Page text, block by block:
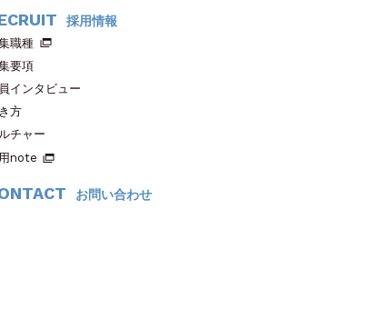
採用情報
職種
要項
インタビュー
方
チャー
note
お問い合わせ